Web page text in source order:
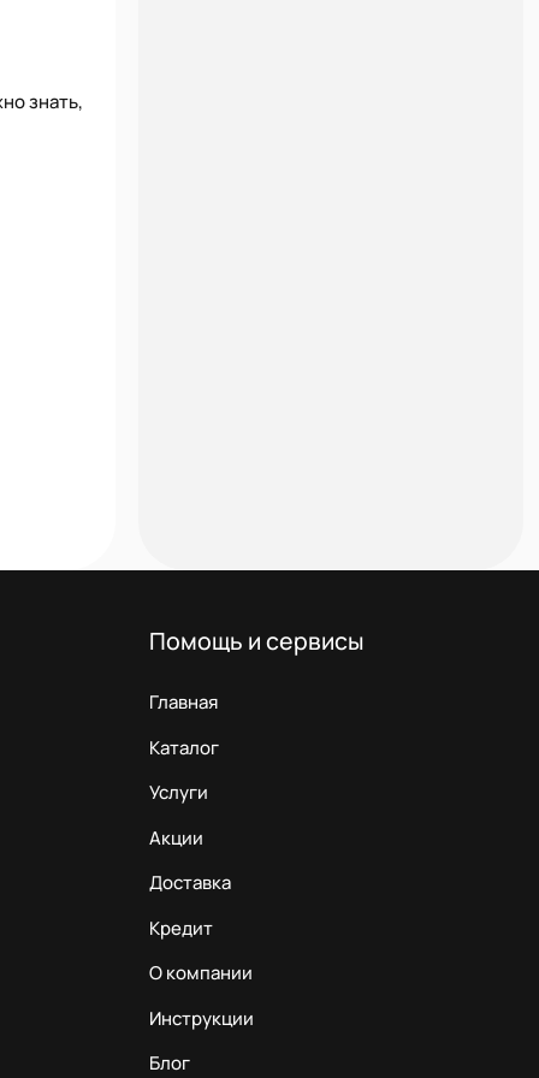
знать,
Помощь и сервисы
Главная
Каталог
Услуги
Акции
Доставка
Кредит
О компании
Инструкции
Блог